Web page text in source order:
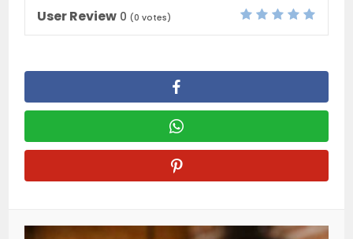
User Review 0 (0 votes)